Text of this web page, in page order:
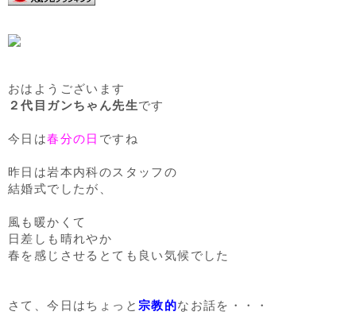
おはようございます
２代目ガンちゃん先生です
今日は春分の日 ですね
昨日は岩本内科のスタッフの
結婚式でしたが、
風も暖かくて
日差しも晴れやか
春を感じさせるとても良い気候でした
さて、今日はちょっと 宗教的なお話を・・・